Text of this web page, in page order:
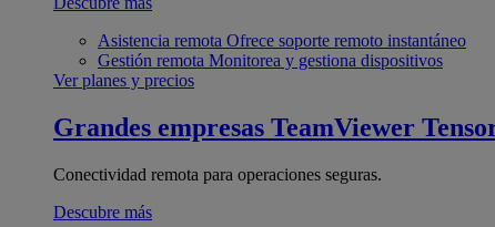
Asistencia remota Ofrece soporte remoto instantáneo
Gestión remota Monitorea y gestiona dispositivos
Ver planes y precios
Grandes empresas TeamViewer
Conectividad remota para operaciones seguras.
Descubre más